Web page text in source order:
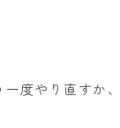
度やり直すか